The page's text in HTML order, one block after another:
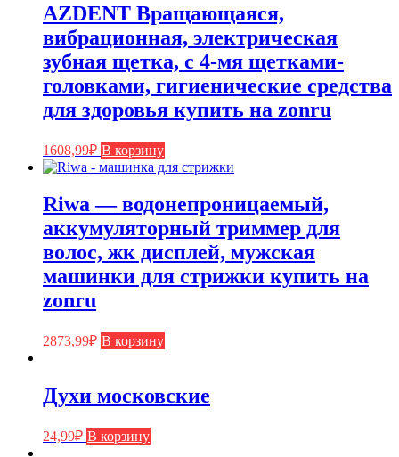
AZDENT Вращающаяся,
вибрационная, электрическая
зубная щетка, с 4-мя щетками-
головками, гигиенические средства
для здоровья купить на zonru
1608,99₽ В корзину
Riwa — водонепроницаемый,
аккумуляторный триммер для
волос, жк дисплей, мужская
машинки для стрижки купить на
zonru
2873,99₽ В корзину
Духи московские
24,99₽ В корзину